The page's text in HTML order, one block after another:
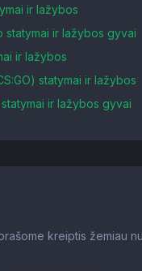
ir lažybos
statymai ir lažybos gyvai
ir lažybos
statymai ir lažybos
statymai ir lažybos gyvai
kreiptis žemiau